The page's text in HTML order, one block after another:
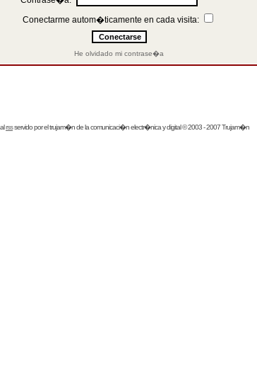
Conectarme autom�ticamente en cada visita:
He olvidado mi contrase�a
rssservido por eltrujam�nde la comunicaci�n electr�nica y digital © 2003 - 2007 Trujam�n